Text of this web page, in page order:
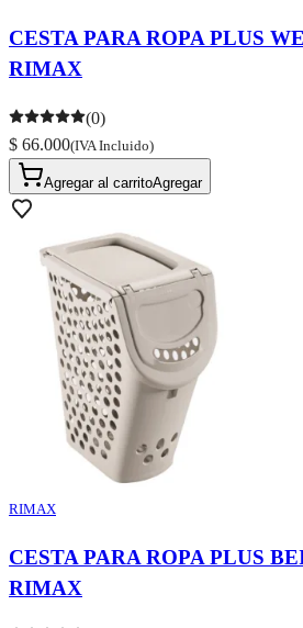
CESTA PARA ROPA PLUS
RIMAX
(0)
$ 66.000(IVA Incluido)
Agregar al carritoAgregar
RIMAX
CESTA PARA ROPA PLUS
RIMAX